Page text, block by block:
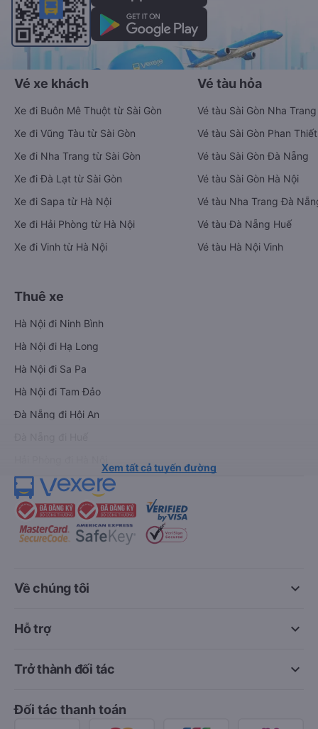
Vé xe khách
Xe đi Buôn Mê Thuột từ Sài Gòn
Xe đi Vũng Tàu từ Sài Gòn
Xe đi Nha Trang từ Sài Gòn
Xe đi Đà Lạt từ Sài Gòn
Xe đi Sapa từ Hà Nội
Xe đi Hải Phòng từ Hà Nội
Xe đi Vinh từ Hà Nội
Vé tàu hỏa
Vé tàu Sài Gòn Nha Trang
Vé tàu Sài Gòn Phan Thiết
Vé tàu Sài Gòn Đà Nẵng
Vé tàu Sài Gòn Hà Nội
Vé tàu Nha Trang Đà
Vé tàu Đà Nẵng Huế
Vé tàu Hà Nội Vinh
Thuê xe
Hà Nội đi Ninh Bình
Hà Nội đi Hạ Long
Hà Nội đi Sa Pa
Hà Nội đi Tam Đảo
Đà Nẵng đi Hội An
Xem tất cả tuyến đường
keyboard_arrow_down
Về chúng tôi
keyboard_arrow_down
Hỗ trợ
keyboard_arrow_down
Trở thành đối tác
Đối tác thanh toán